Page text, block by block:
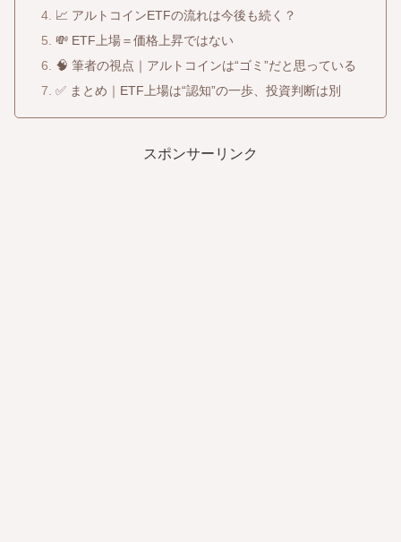
📈 アルトコインETFの流れは今後も続く？
💸 ETF上場＝価格上昇ではない
🧠 筆者の視点｜アルトコインは“ゴミ”だと思っている
✅ まとめ｜ETF上場は“認知”の一歩、投資判断は別
スポンサーリンク